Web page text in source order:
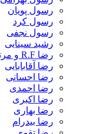
رسول پویان
رسول کرد
رسول نجفی
رشید سینایی
رضا R.F و مرتضی اوژن
رضا آقابابایی
رضا احسانی
رضا احمدی
رضا اکبری
رضا بهاری
رضا بیدرام